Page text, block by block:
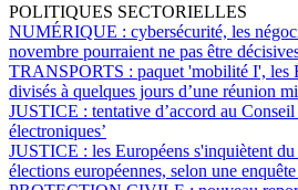
POLITIQUES SECTORIELLES
NUMÉRIQUE : cybersécurité, les
novembre pourraient ne pas être
TRANSPORTS : paquet 'mobilité I', les
divisés à quelques jours d’une réunion
JUSTICE : tentative d’accord au
électroniques’
JUSTICE : les Européens s'inquiètent
élections européennes, selon une